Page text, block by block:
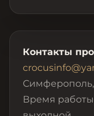
Контакты
Симферополь,
Время